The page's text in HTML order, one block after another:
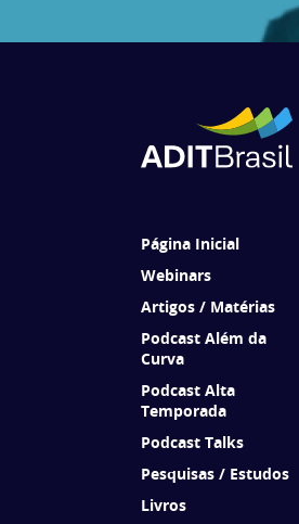
Página Inicial
Webinars
Artigos / Matérias
Podcast Além da
Curva
Podcast Alta
Temporada
Podcast Talks
Pesquisas / Estudos
Livros